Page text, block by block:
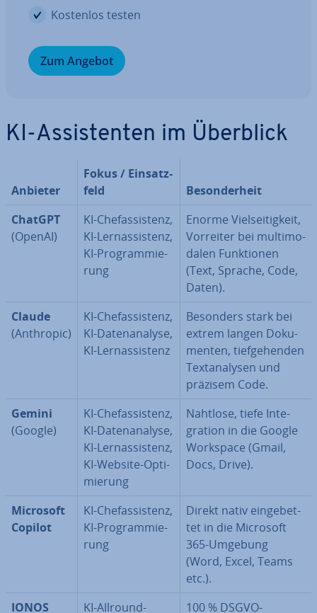
Kostenlos testen
Zum Angebot
KI-As­sis­ten­ten im Überblick
Anbieter
Fokus / Ein­satz­
feld
Be­son­der­heit
ChatGPT
(OpenAI)
KI-Chef­as­sis­tenz,
KI-Lern­as­sis­tenz,
KI-Pro­gram­mie­
rung
Enorme Viel­sei­tig­keit,
Vorreiter bei mul­ti­mo­
da­len Funk­tio­nen
(Text, Sprache, Code,
Daten).
Claude
(Anthropic)
KI-Chef­as­sis­tenz,
KI-Da­ten­ana­ly­se,
KI-Lern­as­sis­tenz
Besonders stark bei
extrem langen Do­ku­
men­ten, tief­ge­hen­den
Text­ana­ly­sen und
präzisem Code.
Gemini
(Google)
KI-Chef­as­sis­tenz,
KI-Da­ten­ana­ly­se,
KI-Lern­as­sis­tenz,
KI-Website-Op­ti­
mie­rung
Nahtlose, tiefe In­te­
gra­ti­on in die Google
Workspace (Gmail,
Docs, Drive).
Microsoft
Copilot
KI-Chef­as­sis­tenz,
KI-Pro­gram­mie­
rung
Direkt nativ ein­ge­bet­
tet in die Microsoft
365-Umgebung
(Word, Excel, Teams
etc.).
IONOS
KI-Allround- 100 % DSGVO-